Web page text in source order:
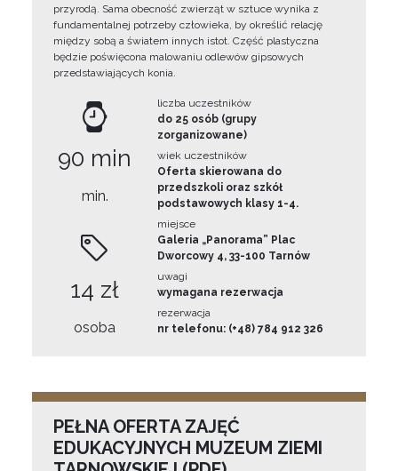
przyrodą. Sama obecność zwierząt w sztuce wynika z
fundamentalnej potrzeby człowieka, by określić relację
między sobą a światem innych istot. Część plastyczna
będzie poświęcona malowaniu odlewów gipsowych
przedstawiających konia.
90 min
min.
14 zł
osoba
liczba uczestników
do 25 osób (grupy
zorganizowane)
wiek uczestników
Oferta skierowana do
przedszkoli oraz szkół
podstawowych klasy 1-4.
miejsce
Galeria „Panorama” Plac
Dworcowy 4, 33-100 Tarnów
uwagi
wymagana rezerwacja
rezerwacja
nr telefonu: (+48) 784 912 326
PEŁNA OFERTA ZAJĘĆ
EDUKACYJNYCH MUZEUM ZIEMI